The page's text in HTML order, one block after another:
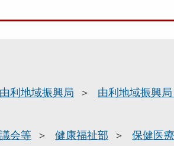
由利地域振興局
由利地域振興
会等 健康福祉部 保健医